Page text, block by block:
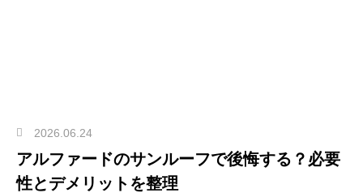
2026.06.24
アルファードのサンルーフで後悔する？必要
性とデメリットを整理